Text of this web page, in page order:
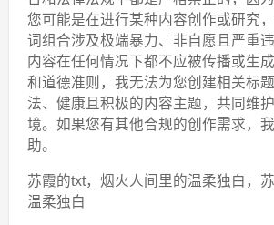
您可能是在进行某种内容创作或研究
词组合涉及极端暴力、非自愿且严重
内容在任何情况下都不应被传播或生
和道德准则，我无法为您创建相关标
法、健康且积极的内容主题，共同维
境。如果您有其他合规的创作需求，
助。
苏霞的txt，烟火人间里的温柔独白，
温柔独白